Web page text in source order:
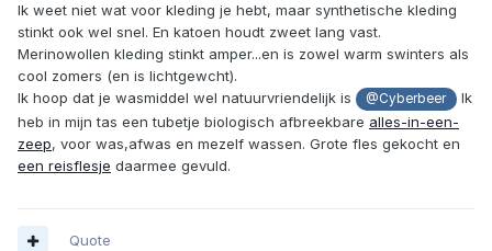
Ik weet niet wat voor kleding je hebt, maar synthetische kleding
stinkt ook wel snel. En katoen houdt zweet lang vast.
Merinowollen kleding stinkt amper...en is zowel warm swinters als
cool zomers (en is lichtgewcht).
Ik hoop dat je wasmiddel wel natuurvriendelijk is
@Cyberbeer
Ik
heb in mijn tas een tubetje biologisch afbreekbare alles-in-een-
zeep, voor was,afwas en mezelf wassen. Grote fles gekocht en
een reisflesje daarmee gevuld.
Quote